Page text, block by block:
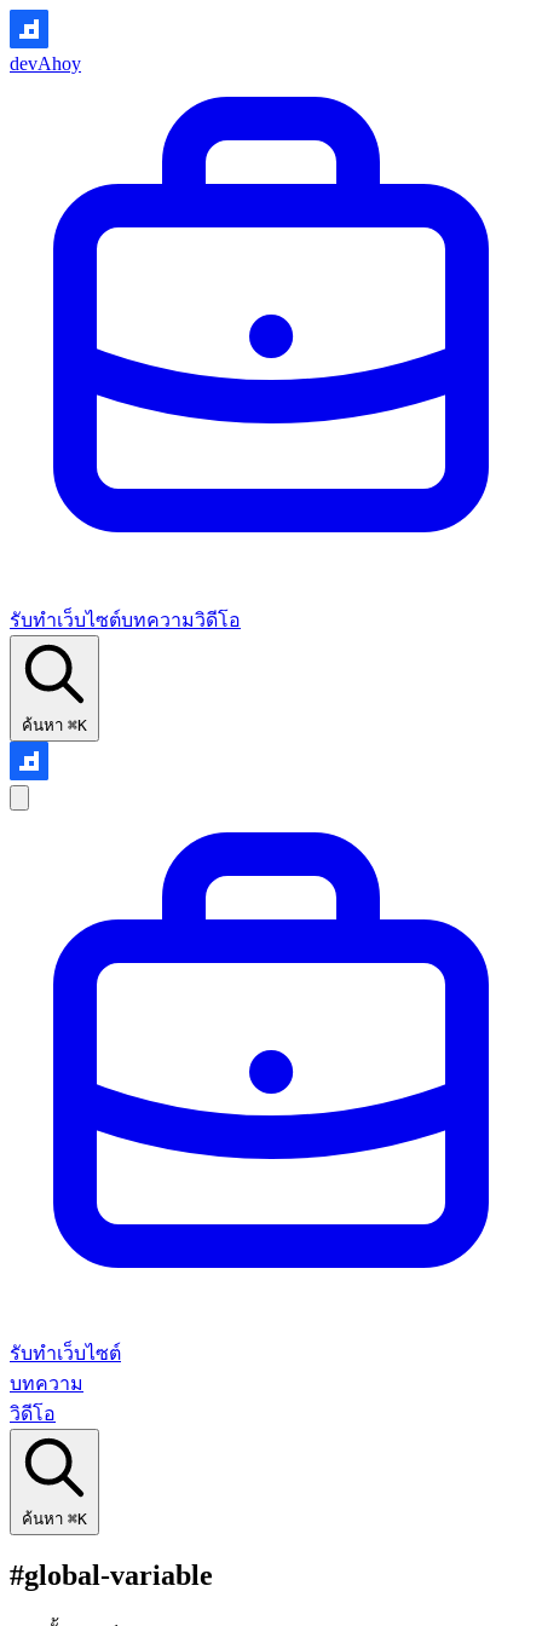
devAhoy
รับทำเว็บไซต์บทความวิดีโอ
ค้นหา ⌘K
รับทำเว็บไซต์
บทความ
วิดีโอ
ค้นหา ⌘K
#global-variable